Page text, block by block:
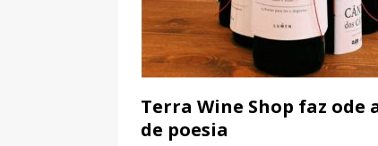
Terra Wine Shop faz ode
de poesia